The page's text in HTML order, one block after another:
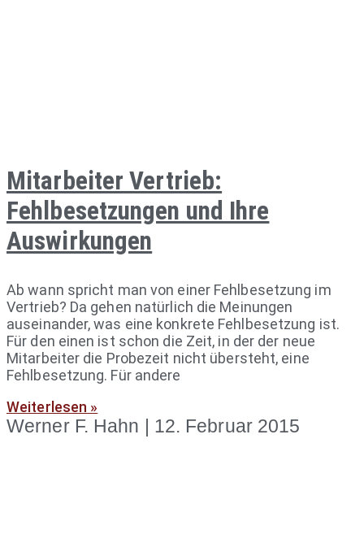
Mitarbeiter Vertrieb:
Fehlbesetzungen und Ihre
Auswirkungen
Ab wann spricht man von einer Fehlbesetzung im
Vertrieb? Da gehen natürlich die Meinungen
auseinander, was eine konkrete Fehlbesetzung ist.
Für den einen ist schon die Zeit, in der der neue
Mitarbeiter die Probezeit nicht übersteht, eine
Fehlbesetzung. Für andere
Weiterlesen »
Werner F. Hahn 12. Februar 2015